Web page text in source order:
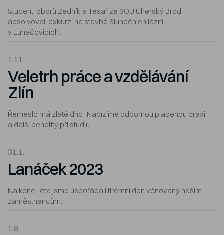
Studenti oborů Zedník a Tesař ze SOU Uherský Brod
absolvovali exkurzi na stavbě Slunečních lázní
v Luhačovicích.
1.11.
Veletrh práce a vzdělávání
Zlín
Řemeslo má zlaté dno! Nabízíme odbornou placenou praxi
a další benefity při studiu.
31.1.
Lanáček 2023
Na konci léta jsme uspořádali firemní den věnovaný našim
zaměstnancům.
1.8.